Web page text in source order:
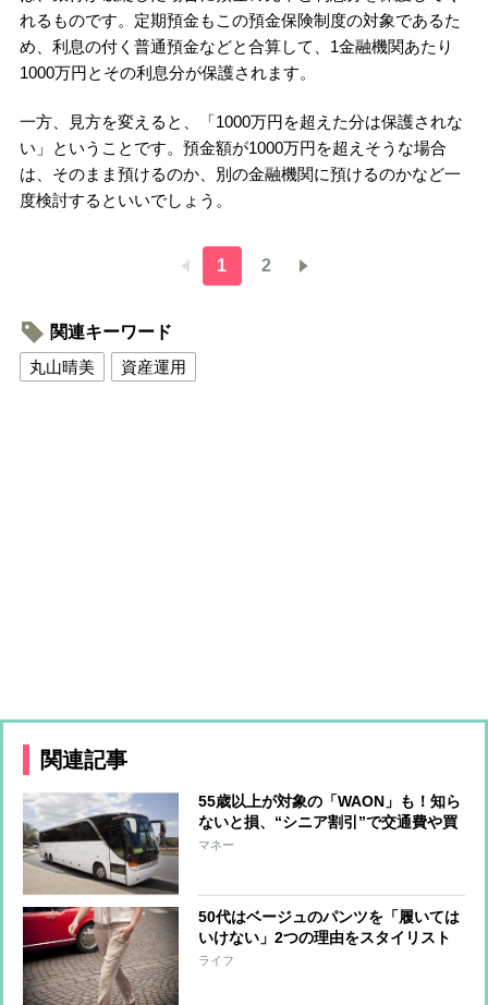
れるものです。定期預金もこの預金保険制度の対象であるた
め、利息の付く普通預金などと合算して、1金融機関あたり
1000万円とその利息分が保護されます。
一方、見方を変えると、「1000万円を超えた分は保護されな
い」ということです。預金額が1000万円を超えそうな場合
は、そのまま預けるのか、別の金融機関に預けるのかなど一
度検討するといいでしょう。
1 2
関連キーワード
丸山晴美
資産運用
関連記事
55歳以上が対象の「WAON」も！知ら
ないと損、“シニア割引”で交通費や買
い物がお得に
マネー
50代はベージュのパンツを「履いては
いけない」2つの理由をスタイリスト
が解説
ライフ